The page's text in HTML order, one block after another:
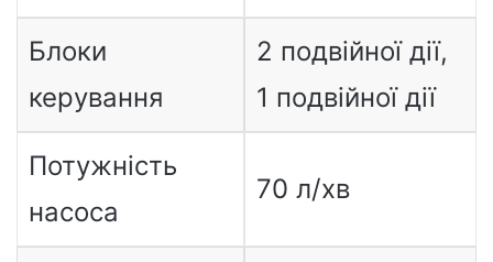
Блоки
керування
2 подвійної дії,
1 подвійної дії
Потужність
насоса
70 л/хв